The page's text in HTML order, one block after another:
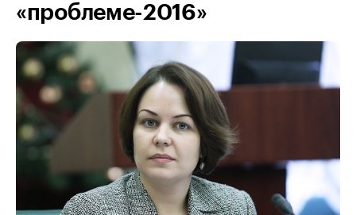
«проблеме-2016»